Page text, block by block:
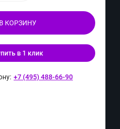
В КОРЗИНУ
в 1 клик
+7 (495) 488-66-90